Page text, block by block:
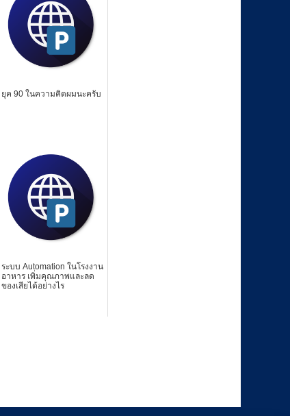
ยุค 90 ในความคิดผมนะครับ
ระบบ Automation ในโรงงาน
อาหาร เพิ่มคุณภาพและลด
ของเสียได้อย่างไร